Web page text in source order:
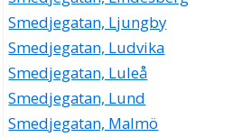
Smedjegatan, Ljungby
Smedjegatan, Ludvika
Smedjegatan, Luleå
Smedjegatan, Lund
Smedjegatan, Malmö